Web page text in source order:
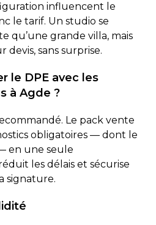
influencent le
le tarif. Un studio se
qu’une grande villa, mais
devis, sans surprise.
le DPE avec les
à Agde ?
Le pack vente
obligatoires — dont le
en une seule
les délais et sécurise
signature.